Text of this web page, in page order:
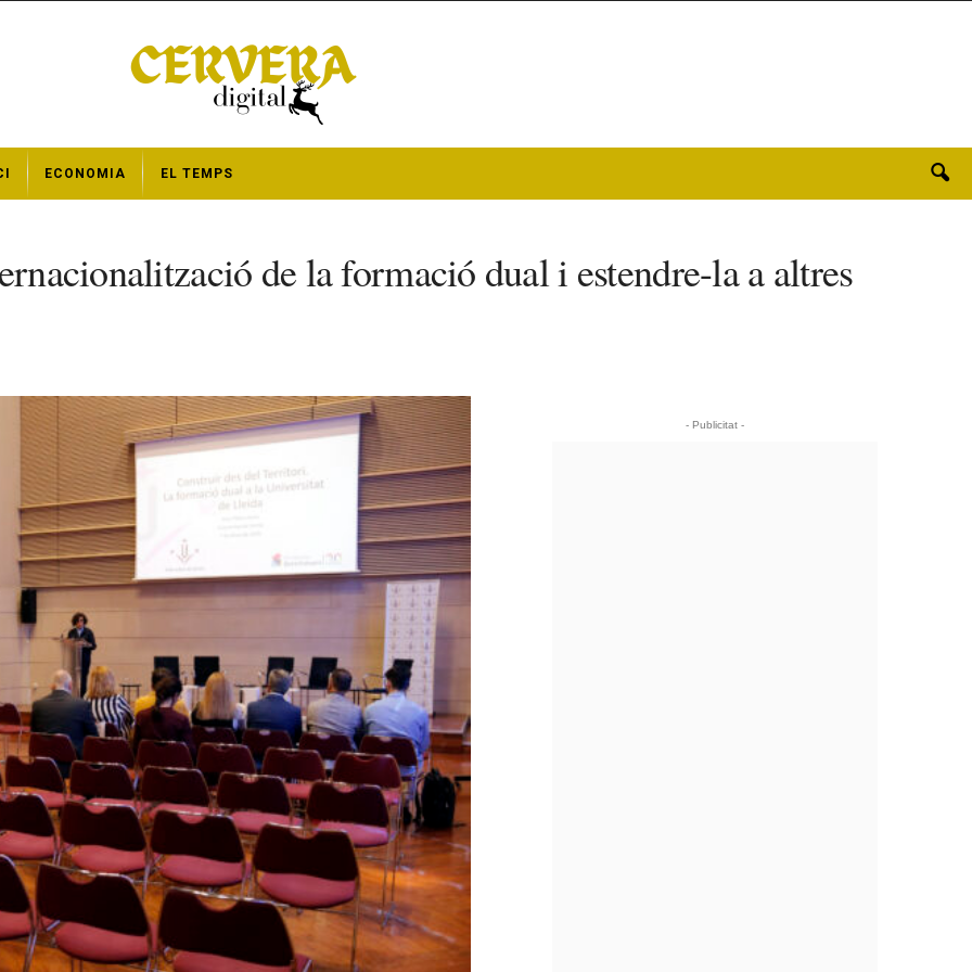
ECONOMIA EL TEMPS
de la formació dual i estendre-la a altres
- Publicitat -